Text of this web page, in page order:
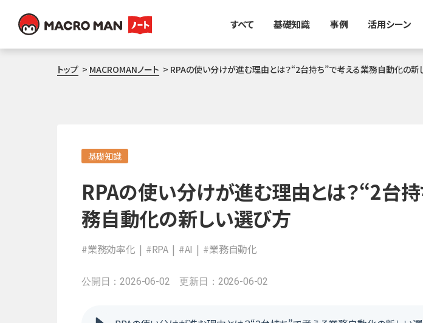
すべて 基礎知識 事例 活用シーン
トップ MACROMANノート RPAの使い分けが進む理由とは？“2台持ち”で考える業務自動化の新
基礎知識
RPAの使い分けが進む理由とは？“2台
務自動化の新しい選び方
#業務効率化 #RPA #AI #業務自動化
公開日：2026-06-02 更新日：2026-06-02